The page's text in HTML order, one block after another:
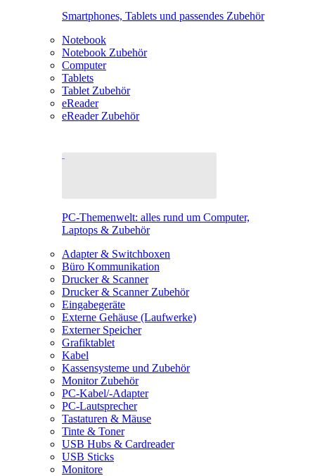
Smartphones, Tablets und passendes Zubehör
Notebook
Notebook Zubehör
Computer
Tablets
Tablet Zubehör
eReader
eReader Zubehör
PC-Themenwelt: alles rund um Computer,
Laptops & Zubehör
Adapter & Switchboxen
Büro Kommunikation
Drucker & Scanner
Drucker & Scanner Zubehör
Eingabegeräte
Externe Gehäuse (Laufwerke)
Externer Speicher
Grafiktablet
Kabel
Kassensysteme und Zubehör
Monitor Zubehör
PC-Kabel/-Adapter
PC-Lautsprecher
Tastaturen & Mäuse
Tinte & Toner
USB Hubs & Cardreader
USB Sticks
Monitore